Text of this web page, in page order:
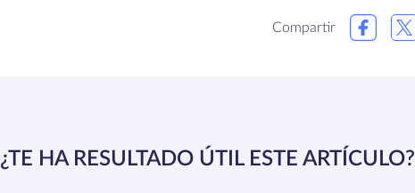
Compartir
¿TE HA RESULTADO ÚTIL ESTE ARTÍCULO?